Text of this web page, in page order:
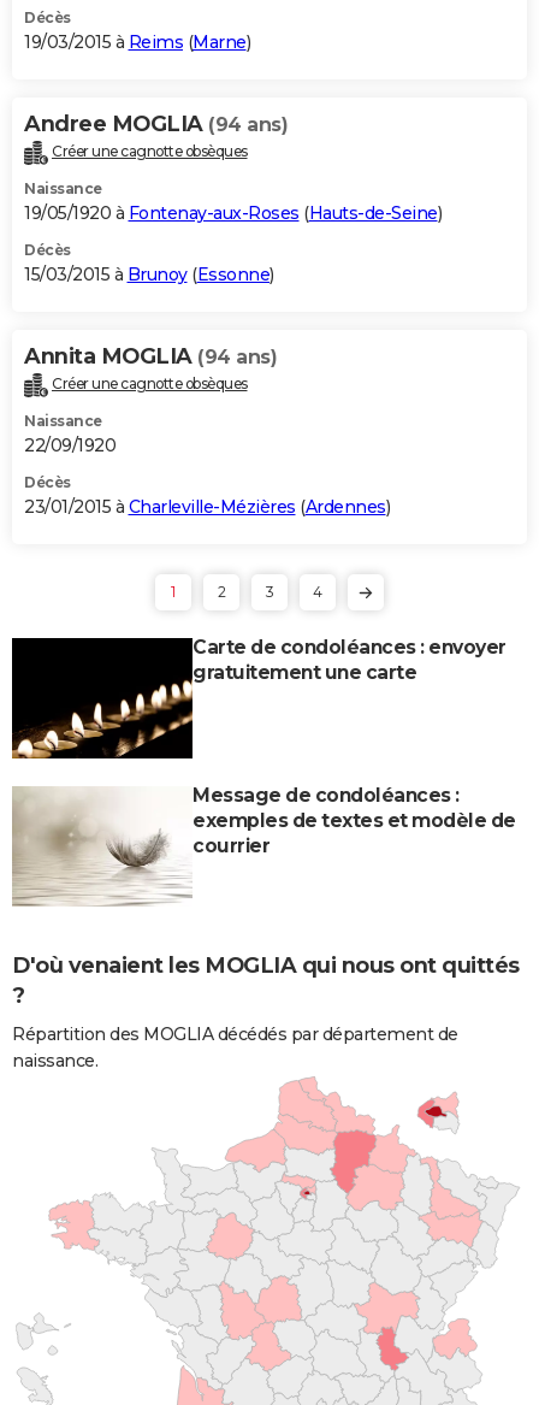
Décès
19/03/2015 à Reims (Marne)
Andree MOGLIA (94 ans)
Créer une cagnotte obsèques
Naissance
19/05/1920 à Fontenay-aux-Roses (Hauts-de-Seine)
Décès
15/03/2015 à Brunoy(Essonne)
Annita MOGLIA (94 ans)
Créer une cagnotte obsèques
Naissance
22/09/1920
Décès
23/01/2015 à Charleville-Mézières (Ardennes)
1 2 3 4
Carte de condoléances : envoyer
gratuitement une carte
Message de condoléances :
exemples de textes et modèle de
courrier
D'où venaient les MOGLIA qui nous ont quittés
?
Répartition des MOGLIA décédés par département de
naissance.